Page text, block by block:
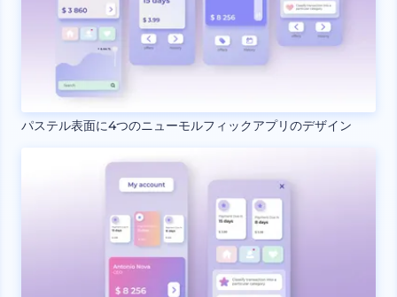
パステル表面に4つのニューモルフィックアプリのデザイン